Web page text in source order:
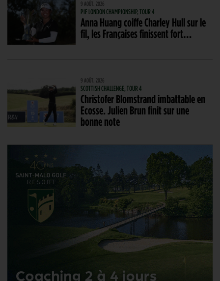
9 AOÛT. 2026
PIF LONDON CHAMPIONSHIP, TOUR 4
Anna Huang coiffe Charley Hull sur le
fil, les Françaises finissent fort…
9 AOÛT. 2026
SCOTTISH CHALLENGE, TOUR 4
Christofer Blomstrand imbattable en
Ecosse. Julien Brun finit sur une
bonne note